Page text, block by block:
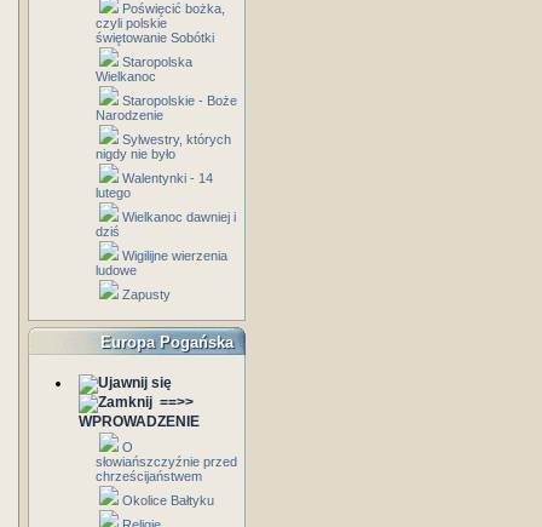
Poświęcić bożka,
czyli polskie
świętowanie Sobótki
Staropolska
Wielkanoc
Staropolskie - Boże
Narodzenie
Sylwestry, których
nigdy nie było
Walentynki - 14
lutego
Wielkanoc dawniej i
dziś
Wigilijne wierzenia
ludowe
Zapusty
Europa Pogańska
==>>
WPROWADZENIE
O
słowiańszczyźnie przed
chrześcijaństwem
Okolice Bałtyku